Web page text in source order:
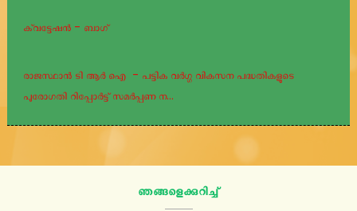
പുരോഗതി റിപ്പോർട്ട് സമർപ്പണ ന...
ഞങ്ങളെക്കുറിച്ച്